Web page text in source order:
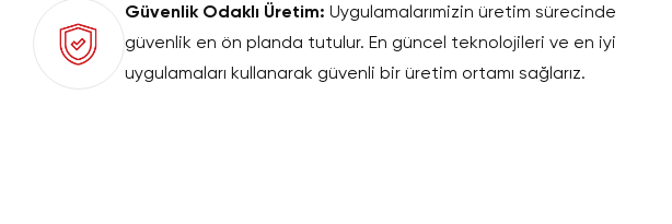
Güvenlik Odaklı Üretim: Uygulamalarımizin üretim sürecinde
güvenlik en ön planda tutulur. En güncel teknolojileri ve en iyi
uygulamaları kullanarak güvenli bir üretim ortamı sağlarız.